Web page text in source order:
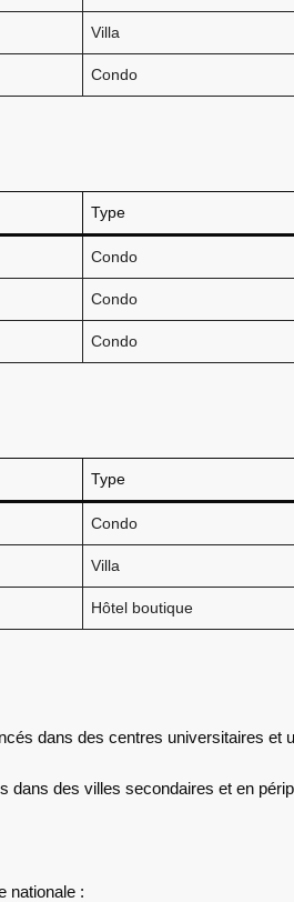
Villa
Condo
Type
Condo
Condo
Condo
Type
Condo
Villa
Hôtel boutique
dans des centres universitaires
dans des villes secondaires et en
nationale :